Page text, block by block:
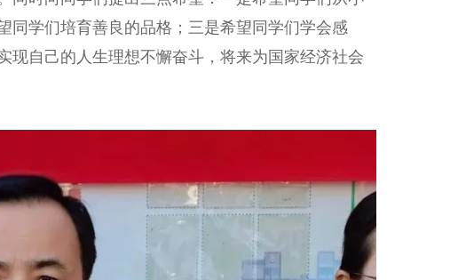
同学们培育善良的品格；三是希望同学们学会感
现自己的人生理想不懈奋斗，将来为国家经济社会